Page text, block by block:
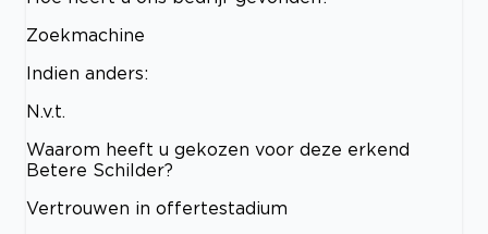
Zoekmachine
Indien anders:
N.v.t.
Waarom heeft u gekozen voor deze erkend
Betere Schilder?
Vertrouwen in offertestadium